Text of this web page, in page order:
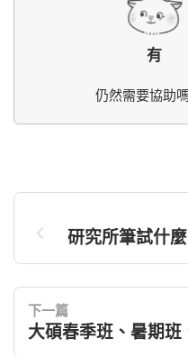
有
仍然需要協助
研究所筆試什
下一篇
大碩春季班、暑期班